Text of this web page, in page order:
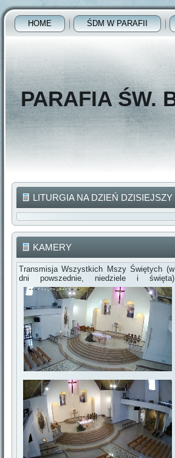
HOME ŚDM W PARAFII
PARAFIA ŚW.
LITURGIA NA DZIEŃ DZISIEJSZY
KAMERY
Transmisja Wszystkich Mszy Świętych (w
dni powszednie, niedziele i święta)